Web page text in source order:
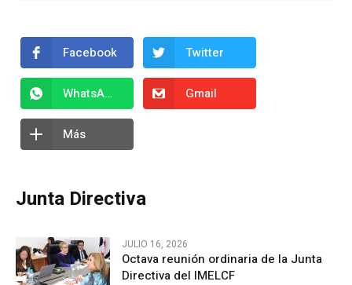
Facebook Twitter
WhatsApp Gmail
Más
Junta Directiva
JULIO 16, 2026
Octava reunión ordinaria de la Junta
Directiva del IMELCF